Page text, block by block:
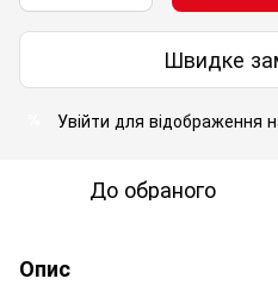
Швидке
Увійти для відображення
До обраного
Опис